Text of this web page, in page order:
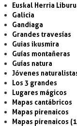
Euskal Herria
Galicia
Gandiaga
Grandes travesías
Guias ikusmira
Guías montañeras
Guías natura
Jóvenes
Los 3 grandes
Lugares mágicos
Mapas cantábricos
Mapas pirenaicos
Mapas pirenaicos